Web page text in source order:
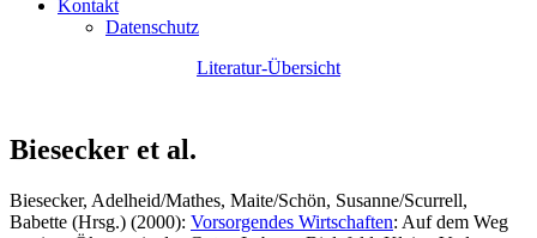
Kontakt
Datenschutz
Literatur-Übersicht
Biesecker et al.
Biesecker, Adelheid/Mathes, Maite/Schön, Susanne/Scurrell,
Babette (Hrsg.) (2000): Vorsorgendes Wirtschaften: Auf dem Weg